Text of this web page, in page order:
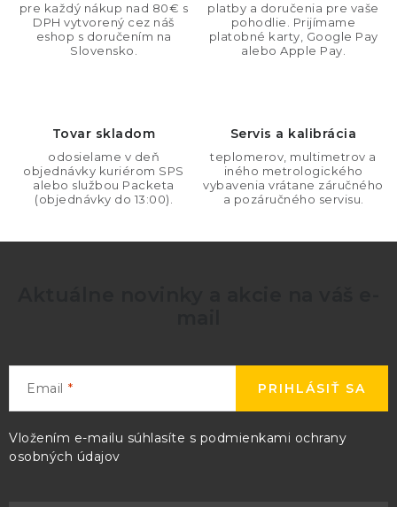
ý
pre každý nákup nad 80€ s
DPH vytvorený cez náš
eshop s doručením na
Slovensko.
platby a doručenia pre vaše
pohodlie. Prijímame
platobné karty, Google Pay
alebo Apple Pay.
Tovar skladom
odosielame v deň
objednávky kuriérom SPS
alebo službou Packeta
(objednávky do 13:00).
Servis a kalibrácia
teplomerov, multimetrov a
iného metrologického
vybavenia vrátane záručného
a pozáručného servisu.
Email
Vložením e-mailu súhlasíte s podmienkami ochrany
osobných údajov
PRIHLÁSIŤ SA